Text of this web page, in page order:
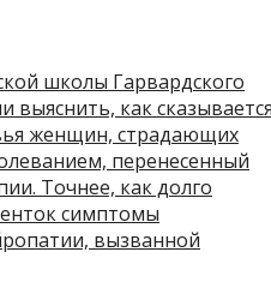
школы Гарвардского
выяснить, как
женщин, страдающих
перенесенный
Точнее, как долго
симптомы
вызванной